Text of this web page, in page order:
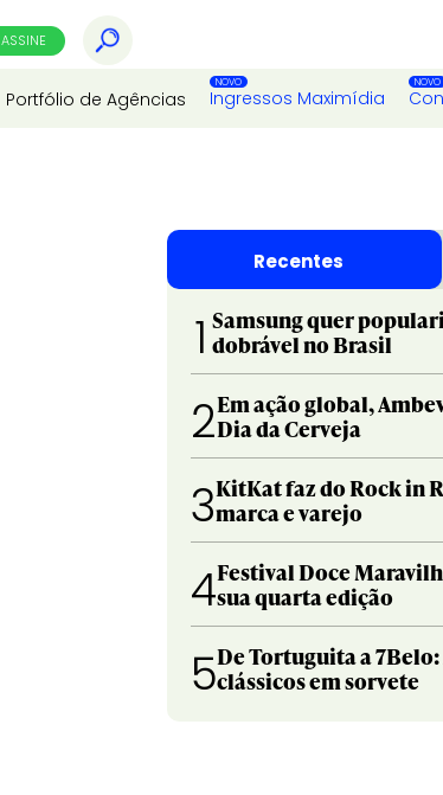
ASSINE
Portfólio de Agências Ingressos Maximídia
Recentes
1 Samsung quer
dobrável no Brasil
2Em ação global,
Dia da Cerveja
3KitKat faz do Rock in
marca e varejo
4Festival Doce
sua quarta edição
5De Tortuguita a
clássicos em sorvete